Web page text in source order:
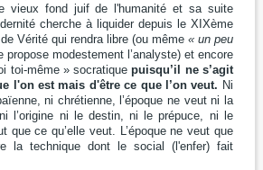
vieux fond juif de l'humanité et sa suite
cherche à liquider depuis le XIXème
Vérité qui rendra libre (ou même « un peu
propose modestement l’analyste) et encore
toi-même » socratiquepuisqu’il ne s’agit
l'on est mais d'être ce que l’on veut. Ni
ni chrétienne, l’époque ne veut ni la
l’origine ni le destin, ni le prépuce, ni le
que ce qu’elle veut. L’époque ne veut que
la technique dont le social (l'enfer) fait